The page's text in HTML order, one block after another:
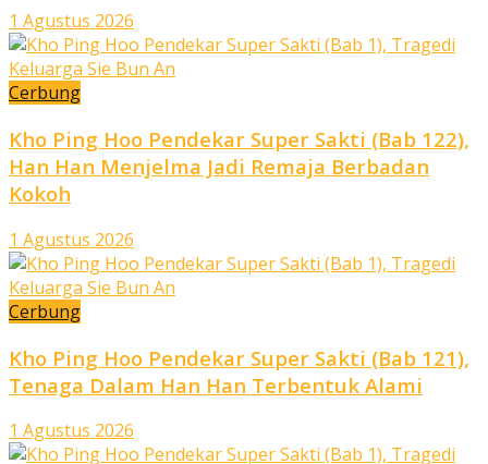
1 Agustus 2026
Cerbung
Kho Ping Hoo Pendekar Super Sakti (Bab 122),
Han Han Menjelma Jadi Remaja Berbadan
Kokoh
1 Agustus 2026
Cerbung
Kho Ping Hoo Pendekar Super Sakti (Bab 121),
Tenaga Dalam Han Han Terbentuk Alami
1 Agustus 2026